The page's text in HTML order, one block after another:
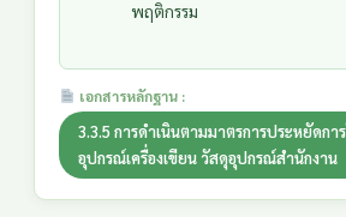
พฤติกรรม
เอกสารหลักฐาน :
3.3.5 การดำเนินตามมาตรการประหยัดก
อุปกรณ์เครื่องเขียน วัสดุอุปกรณ์สำนักงาน